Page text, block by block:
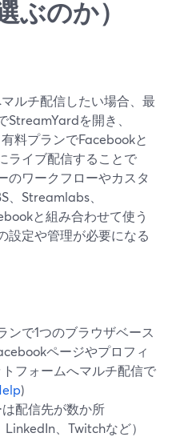
ぶのか）
ルチ配信したい場合、最
StreamYardを開き、
料プランでFacebookと
ライブ配信することで
のワークフローやカスタ
、Streamlabs、
と組み合わせて使う
設定や管理が必要になる
で1つのブラウザベース
ページやプロフィ
フォームへマルチ配信で
)
配信先が数か所
LinkedIn、Twitchなど）